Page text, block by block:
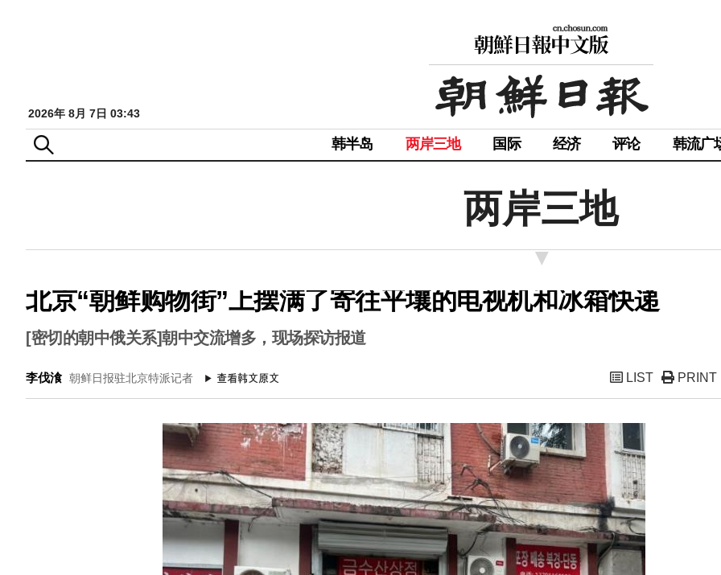
2026年 8月 7日 03:43
韩半岛 两岸三地 国际 经济 评论 韩流广
两岸三地
北京“朝鲜购物街”上摆满了寄往平壤的电视机和冰箱快递
[密切的朝中俄关系]朝中交流增多，现场探访报道
李伐湌 朝鲜日报驻北京特派记者 LIST PRINT